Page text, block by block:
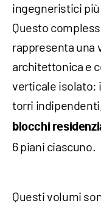
ingegneristici
Questo
rappresenta una
architettonica e
verticale isolato:
torri
blocchi
6 piani ciascuno.
Questi volumi